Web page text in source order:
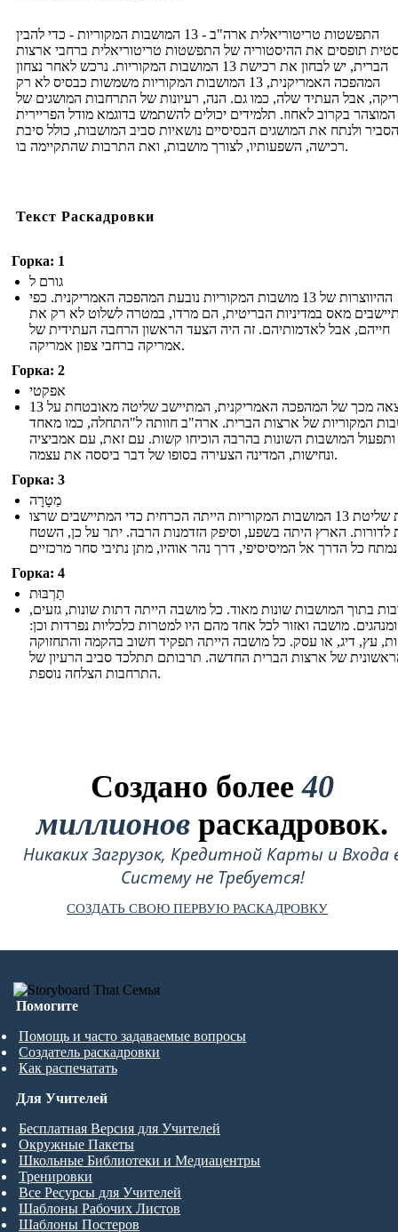
התפשטות טריטוריאלית ארה"ב - 13 המושבות המקוריות - כדי להבין
תופסים את ההיסטוריה של התפשטות טריטוריאלית ברחבי ארצות
הברית, יש לבחון את רכישת 13 המושבות המקוריות. נרכש לאחר נצחון
המהפכה האמריקנית, 13 המושבות המקוריות משמשות כבסיס לא רק
אבל העתיד שלה, כמו גם. הנה, רעיונות של התרחבות המושגים של
בקרוב לאחוז. תלמידים יכולים להשתמש בדוגמא מודל הפריירית
ולנתח את המושגים הבסיסיים נושאיות סביב המושבות, כולל סיבת
רכישה, השפעותיו, לצורך מושבות, ואת התרבות שהתקיימה בו.
Текст Раскадровки
Горка: 1
גורם ל
ההיווצרות של 13 מושבות המקוריות נובעת המהפכה האמריקנית. כפי
מאס במדיניות הבריטית, הם מרדו, במטרה לשלוט לא רק את
חייהם, אבל לאדמותיהם. זה היה הצעד הראשון הרחבה העתידית של
אמריקה ברחבי צפון אמריקה.
Горка: 2
אפקטי
כתוצאה מכך של המהפכה האמריקנית, המתיישב שליטה מאובטחת על 13
המקוריות של ארצות הברית. ארה"ב חוותה ל"התחלה, כמו מאחד
ותפעול המושבות השונות בהרבה הוכיחו קשות. עם זאת, עם אמביציה
ונחישות, המדינה הצעירה בסופו של דבר ביססה את עצמה.
Горка: 3
מַטָרָה
רכישת שליטת 13 המושבות המקוריות הייתה הכרחית כדי המתיישבים שרצו
לדורות. הארץ היתה בשפע, וסיפק הזדמנות הרבה. יתר על כן, השטח
Горка: 4
תַרְבּוּת
בתוך המושבות שונות מאוד. כל מושבה הייתה דתות שונות, גזעים,
ומנהגים. מושבה ואזור לכל אחד מהם היו למטרות כלכליות נפרדות וכן:
עץ, דיג, או עסק. כל מושבה הייתה תפקיד חשוב בהקמה והתחזוקה
של ארצות הברית החדשה. תרבותם תתלכד סביב הרעיון של
התרחבות הצלחה נוספת.
Создано более40
миллионов раскадровок.
Никаких Загрузок, Кредитной Карты и Входа
Систему не Требуется!
СОЗДАТЬ СВОЮ ПЕРВУЮ РАСКАДРОВКУ
Помогите
Помощь и часто задаваемые вопросы
Создатель раскадровки
Как распечатать
Для Учителей
Бесплатная Версия для Учителей
Окружные Пакеты
Школьные Библиотеки и Медиацентры
Тренировки
Все Ресурсы для Учителей
Шаблоны Рабочих Листов
Шаблоны Постеров